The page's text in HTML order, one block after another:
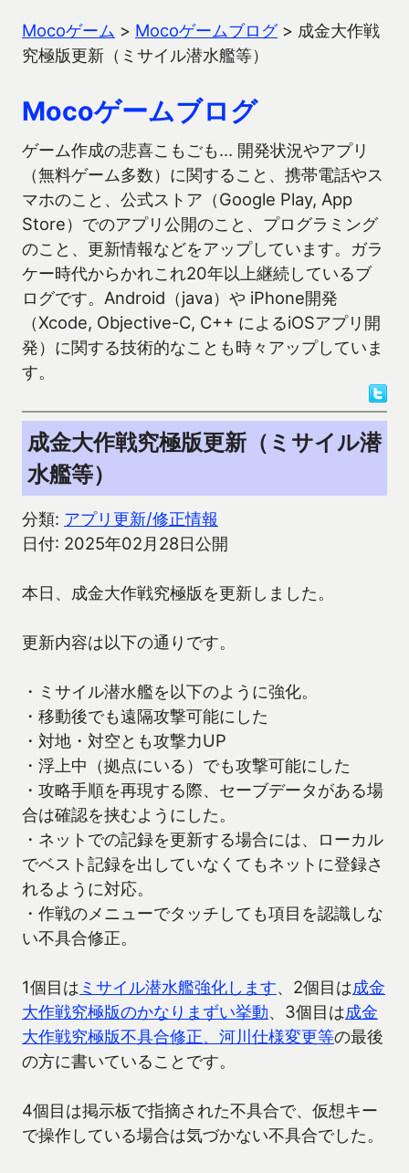
Mocoゲーム > Mocoゲームブログ> 成金大作戦
究極版更新（ミサイル潜水艦等）
Mocoゲームブログ
ゲーム作成の悲喜こもごも… 開発状況やアプリ
（無料ゲーム多数）に関すること、携帯電話やス
マホのこと、公式ストア（Google Play, App
Store）でのアプリ公開のこと、プログラミング
のこと、更新情報などをアップしています。ガラ
ケー時代からかれこれ20年以上継続しているブ
ログです。Android（java）や iPhone開発
（Xcode, Objective-C, C++ によるiOSアプリ開
発）に関する技術的なことも時々アップしていま
す。
成金大作戦究極版更新（ミサイル潜
水艦等）
分類: アプリ更新/修正情報
日付: 2025年02月28日公開
本日、成金大作戦究極版を更新しました。
更新内容は以下の通りです。
・ミサイル潜水艦を以下のように強化。
・移動後でも遠隔攻撃可能にした
・対地・対空とも攻撃力UP
・浮上中（拠点にいる）でも攻撃可能にした
・攻略手順を再現する際、セーブデータがある場
合は確認を挟むようにした。
・ネットでの記録を更新する場合には、ローカル
でベスト記録を出していなくてもネットに登録さ
れるように対応。
・作戦のメニューでタッチしても項目を認識しな
い不具合修正。
1個目は ミサイル潜水艦強化します、2個目は成金
大作戦究極版のかなりまずい挙動、3個目は成金
大作戦究極版不具合修正、河川仕様変更等の最後
の方に書いていることです。
4個目は掲示板で指摘された不具合で、仮想キー
で操作している場合は気づかない不具合でした。